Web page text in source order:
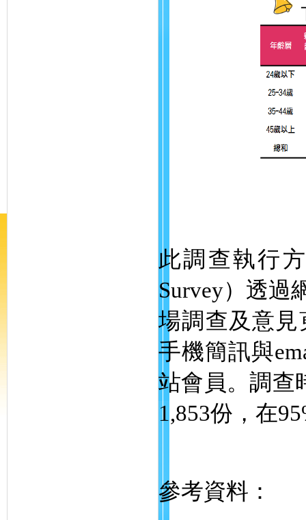
此調查執行
Survey）透過
場調查及意
手機簡訊與
站會員。調查
1,853份，在
參考資料：